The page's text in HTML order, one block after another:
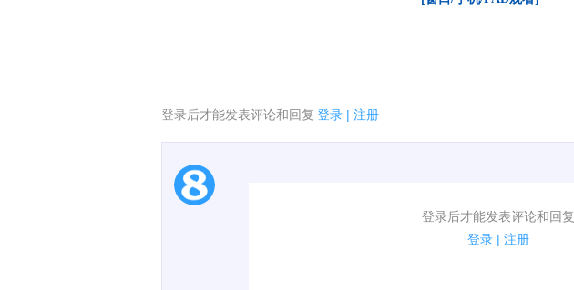
登录后才能发表评论和回复 登录 | 注册
登录后才能发表评论和回复
登录 | 注册
1.电脑端新用户可以发表评论了！